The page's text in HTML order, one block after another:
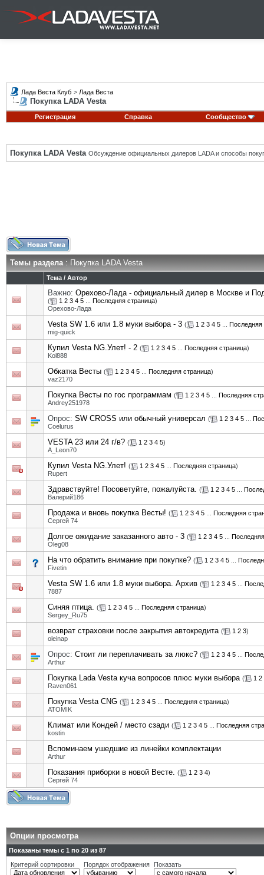
Лада Веста Клуб > Лада Веста
Покупка LADA Vesta
Регистрация Справка Сообщество
Покупка LADA Vesta Обсуждение официальных дилеров LADA и способы
Темы раздела: Покупка LADA Vesta
Тема / Автор
Важно: Орехово-Лада - официальный дилер в Москве и
( 1 2 3 4 5 Последняя страница)
Орехово-Лада
Vesta SW 1.6 или 1.8 муки выбора - 3 ( 1 2 3 4 5
Последняя
mig-quick
Купил Vesta NG.Улет! - 2 ( 1 2 3 4 5 Последняя страница)
Kol888
Обкатка Весты ( 1 2 3 4 5 Последняя страница)
vaz2170
Покупка Весты по гос программам ( 1 2 3 4 5
Последняя
Andrey251978
Опрос: SW CROSS или обычный универсал ( 1 2 3 4 5
Coelurus
VESTA 23 или 24 г/в? ( 1 2 3 4 5)
A_Leon70
Купил Vesta NG.Улет! ( 1 2 3 4 5 Последняя страница)
Rupert
Здравствуйте! Посоветуйте, пожалуйста. ( 1 2 3 4 5
Валерий186
Продажа и вновь покупка Весты! ( 1 2 3 4 5
Последняя
Сергей 74
Долгое ожидание заказанного авто - 3 ( 1 2 3 4 5
Oleg08
На что обратить внимание при покупке? ( 1 2 3 4 5
Fivetin
Vesta SW 1.6 или 1.8 муки выбора. Архив ( 1 2 3 4 5
7887
Синяя птица. ( 1 2 3 4 5 Последняя страница)
Sergey_Ru75
возврат страховки после закрытия автокредита ( 1 2 3)
oleinap
Опрос: Стоит ли переплачивать за люкс? ( 1 2 3 4 5
Arthur
Покупка Lada Vesta куча вопросов плюс муки выбора ( 1 2
Raven061
Покупка Vesta CNG ( 1 2 3 4 5 Последняя страница)
ATOMIK
Климат или Кондей / место сзади ( 1 2 3 4 5
Последняя
kostin
Вспоминаем ушедшие из линейки комплектации
Arthur
Показания приборки в новой Весте. ( 1 2 3 4)
Сергей 74
Опции просмотра
Показаны темы с 1 по 20 из 87
Критерий сортировки
Порядок отображения Показать